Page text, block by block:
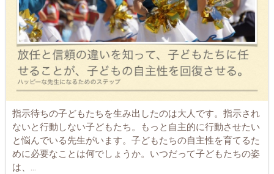
指示待ちの子どもたちを生み出したのは大人です。指示され
ないと行動しない子どもたち。もっと自主的に行動させたい
と悩んでいる先生がいます。子どもたちの自主性を育てるた
めに必要なことは何でしょうか。いつだって子どもたちの姿
は、...